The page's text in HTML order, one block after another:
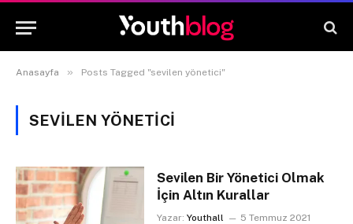
Anasayfa » Posts Tagged "sevilen yönetici"
SEVILEN YÖNETICI
Sevilen Bir Yönetici Olmak
İçin Altın Kurallar
Yazar: Youthall 5 Temmuz 2021